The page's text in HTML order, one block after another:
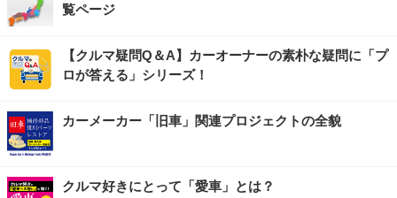
覧ページ
【クルマ疑問Q＆A】カーオーナーの素朴な疑問に「プ
ロが答える」シリーズ！
カーメーカー「旧車」関連プロジェクトの全貌
クルマ好きにとって「愛車」とは？